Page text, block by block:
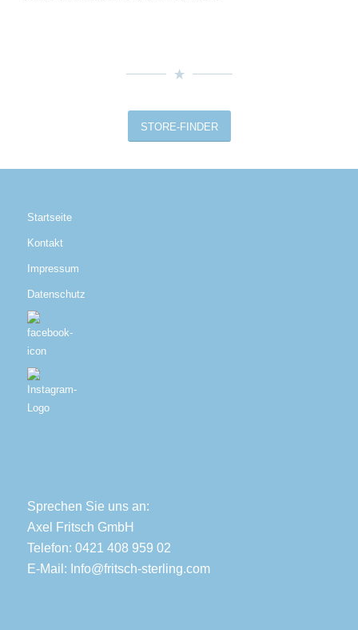
STORE-FINDER
Startseite
Kontakt
Impressum
Datenschutz
Sprechen Sie uns an:
Axel Fritsch GmbH
Telefon: 0421 408 959 02
E-Mail: Info@fritsch-sterling.com